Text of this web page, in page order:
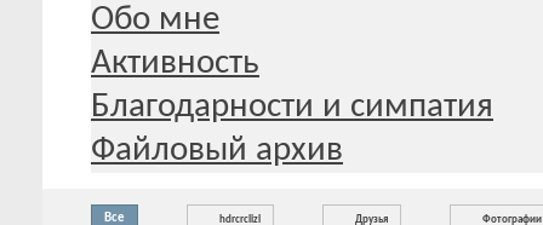
Обо мне
Активность
Благодарности и симпатия
Файловый архив
Все hdrcrclizl Друзья Фотографии